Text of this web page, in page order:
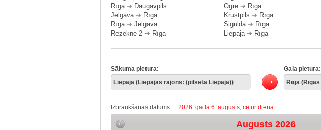
Rīga➔ Daugavpils
Jelgava➔ Rīga
Rīga➔ Jelgava
Rēzekne 2 ➔ Rīga
Ogre ➔ Rīga
Krustpils ➔ Rīga
Sigulda➔ Rīga
Liepāja➔ Rīga
Sākuma pietura: Gala pietura:
Izbraukšanas datums: 2026. gada 6. augusts, ceturtdiena
Augusts 2026